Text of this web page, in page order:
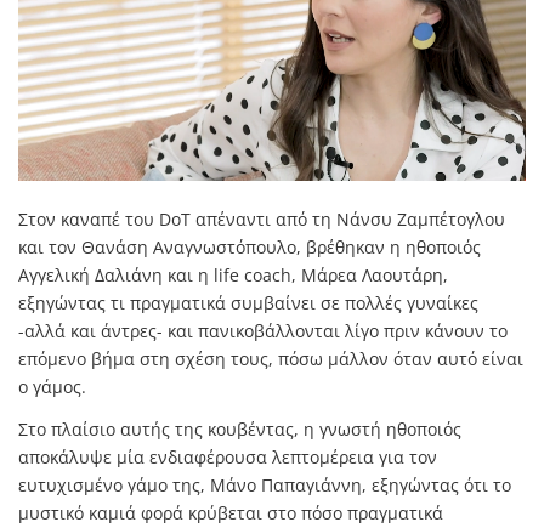
Στον καναπέ του DoT απέναντι από τη Νάνσυ Ζαμπέτογλου
και τον Θανάση Αναγνωστόπουλο, βρέθηκαν η ηθοποιός
Αγγελική Δαλιάνη και η life coach, Μάρεα Λαουτάρη,
εξηγώντας τι πραγματικά συμβαίνει σε πολλές γυναίκες
-αλλά και άντρες- και πανικοβάλλονται λίγο πριν κάνουν το
επόμενο βήμα στη σχέση τους, πόσω μάλλον όταν αυτό είναι
ο γάμος.
Στο πλαίσιο αυτής της κουβέντας, η γνωστή ηθοποιός
αποκάλυψε μία ενδιαφέρουσα λεπτομέρεια για τον
ευτυχισμένο γάμο της, Μάνο Παπαγιάννη, εξηγώντας ότι το
μυστικό καμιά φορά κρύβεται στο πόσο πραγματικά